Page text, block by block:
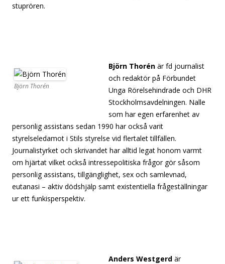
stuprören.
Björn Thorén
Björn Thorén är fd journalist
och redaktör på Förbundet
Unga Rörelsehindrade och DHR
Stockholmsavdelningen. Nalle
som har egen erfarenhet av
personlig assistans sedan 1990 har också varit
styrelseledamot i Stils styrelse vid flertalet tillfällen.
Journalistyrket och skrivandet har alltid legat honom varmt
om hjärtat vilket också intressepolitiska frågor gör såsom
personlig assistans, tillgänglighet, sex och samlevnad,
eutanasi – aktiv dödshjälp samt existentiella frågeställningar
ur ett funkisperspektiv.
Anders Westgerd är